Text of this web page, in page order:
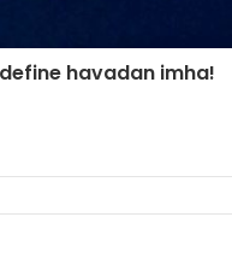
havadan imha!